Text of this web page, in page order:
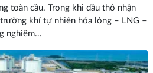
toàn cầu. Trong khi dầu thô nhận
khí tự nhiên hóa lỏng – LNG –
nghiêm...